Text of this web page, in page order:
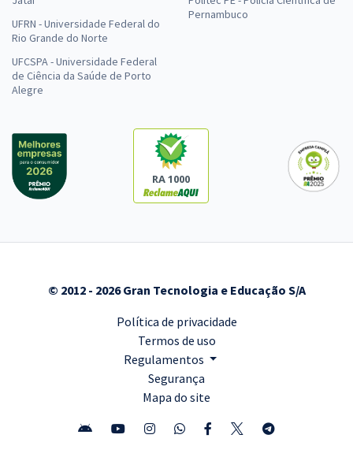
UFRN - Universidade Federal do
Rio Grande do Norte
UFCSPA - Universidade Federal
de Ciência da Saúde de Porto
Alegre
Pernambuco
RA 1000
© 2012 - 2026 Gran Tecnologia e Educação S/A
Política de privacidade
Termos de uso
Regulamentos
Segurança
Mapa do site